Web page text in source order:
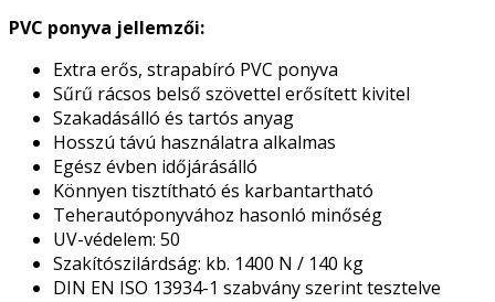
PVC ponyva jellemzői:
Extra erős, strapabíró PVC ponyva
Sűrű rácsos belső szövettel erősített kivitel
Szakadásálló és tartós anyag
Hosszú távú használatra alkalmas
Egész évben időjárásálló
Könnyen tisztítható és karbantartható
Teherautóponyvához hasonló minőség
UV-védelem: 50
Szakítószilárdság: kb. 1400 N / 140 kg
DIN EN ISO 13934-1 szabvány szerint tesztelve